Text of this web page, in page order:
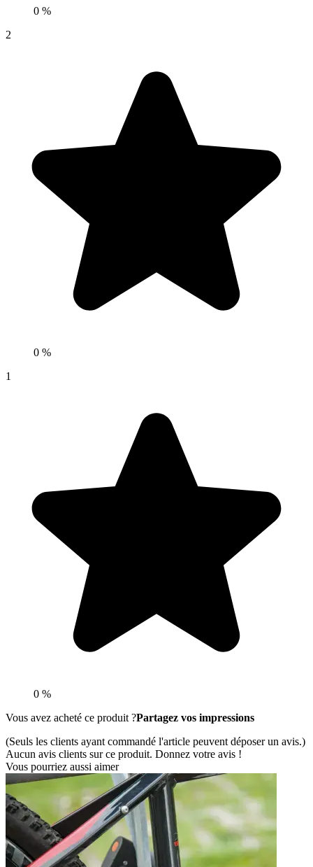
0 %
2
0 %
1
0 %
Vous avez acheté ce produit ?Partagez vos impressions
(Seuls les clients ayant commandé l'article peuvent déposer un avis.)
Aucun avis clients sur ce produit. Donnez votre avis !
Vous pourriez aussi aimer